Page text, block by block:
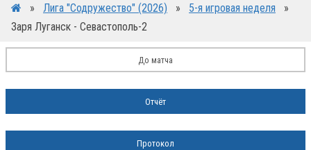
» Лига "Содружество" (2026) » 5-я игровая неделя
»
Заря Луганск - Севастополь-2
До матча
Отчёт
Протокол